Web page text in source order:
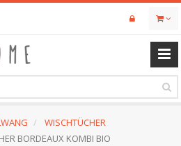
WISCHTÜCHER
BORDEAUX KOMBI BIO